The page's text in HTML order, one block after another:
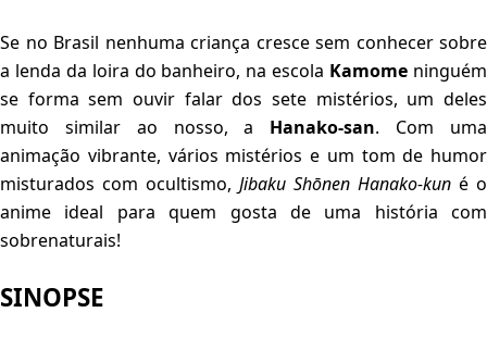
Se no Brasil nenhuma criança cresce sem conhecer sobre
a lenda da loira do banheiro, na escola Kamome ninguém
se forma sem ouvir falar dos sete mistérios, um deles
muito similar ao nosso, a Hanako-san. Com uma
animação vibrante, vários mistérios e um tom de humor
misturados com ocultismo, Jibaku Shōnen Hanako-kun é o
anime ideal para quem gosta de uma história com
sobrenaturais!
SINOPSE